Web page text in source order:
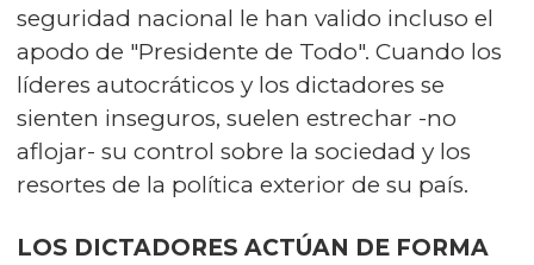
seguridad nacional le han valido incluso el
apodo de "Presidente de Todo". Cuando los
líderes autocráticos y los dictadores se
sienten inseguros, suelen estrechar -no
aflojar- su control sobre la sociedad y los
resortes de la política exterior de su país.
LOS DICTADORES ACTÚAN DE FORMA